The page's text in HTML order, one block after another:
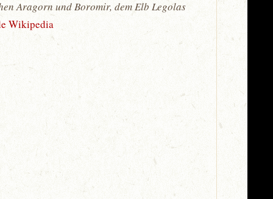
Aragorn und Boromir, dem Elb Legolas
Wikipedia